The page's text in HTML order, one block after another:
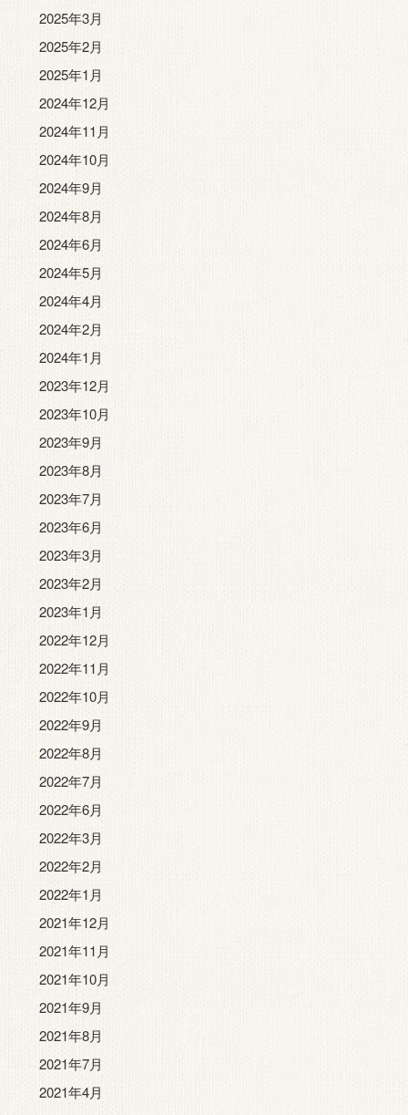
2025年3月
2025年2月
2025年1月
2024年12月
2024年11月
2024年10月
2024年9月
2024年8月
2024年6月
2024年5月
2024年4月
2024年2月
2024年1月
2023年12月
2023年10月
2023年9月
2023年8月
2023年7月
2023年6月
2023年3月
2023年2月
2023年1月
2022年12月
2022年11月
2022年10月
2022年9月
2022年8月
2022年7月
2022年6月
2022年3月
2022年2月
2022年1月
2021年12月
2021年11月
2021年10月
2021年9月
2021年8月
2021年7月
2021年4月